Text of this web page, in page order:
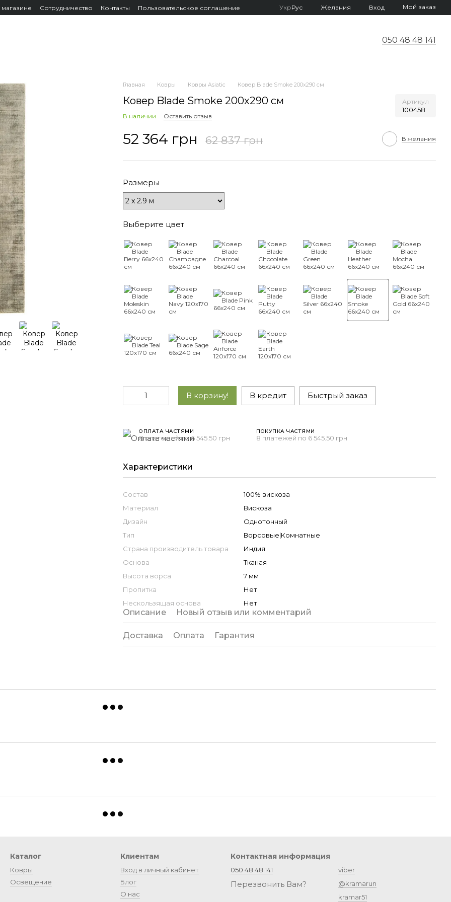
Сотрудничество Контакты Пользовательское соглашение УкрРус Желания Вход Мой заказ
050 48 48 141
Главная Ковры Ковры Asiatic Ковер Blade Smoke 200х290 см
Ковер Blade Smoke 200х290 см Артикул
100458
В наличии Оставить отзыв
52 364 грн 62 837 грн В желания
Размеры
Выберите цвет
В корзину! В кредит Быстрый заказ
ОПЛАТА ЧАСТЯМИ
8 платежей по 6 545.50 грн
ПОКУПКА ЧАСТЯМИ
8 платежей по 6 545.50 грн
Характеристики
Состав
100% вискоза
Материал
Вискоза
Дизайн
Однотонный
Тип
Ворсовые|Комнатные
Страна производитель товара
Индия
Основа
Тканая
Высота ворса
7 мм
Пропитка
Нет
Нескользящая основа
Нет
Описание Новый отзыв или комментарий
Доставка Оплата Гарантия
Каталог
Ковры
Освещение
Клиентам
Вход в личный кабинет
Блог
О нас
Контактная информация
050 48 48 141
Перезвонить Вам?
viber
@kramarun
kramar51